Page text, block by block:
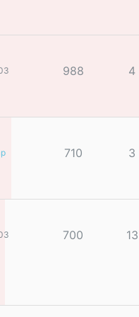
дурдлаа
988 4
710 3
700 13